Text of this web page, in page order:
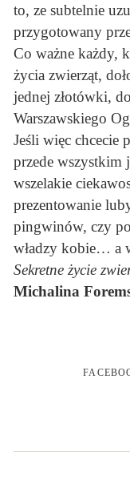
to, ze subtelnie
przygotowany
Co ważne każdy,
życia zwierząt,
jednej złotówki,
Warszawskiego
Jeśli więc chcecie
przede wszystkim
wszelakie
prezentowanie
pingwinów, czy
władzy kobie… a
Sekretne życie
Michalina